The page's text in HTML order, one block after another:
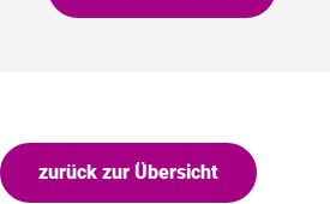
zurück zur Übersicht